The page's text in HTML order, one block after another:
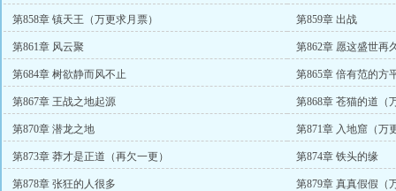
第858章 镇天王（万更求月票） 第859章 出战
第861章 风云聚 第862章 愿这盛世再
第684章 树欲静而风不止 第865章 倍有范的方
第867章 王战之地起源 第868章 苍猫的道（
第870章 潜龙之地 第871章 入地窟（万
第873章 莽才是正道（再欠一更） 第874章 铁头的缘
第878章 张狂的人很多 第879章 真真假假（